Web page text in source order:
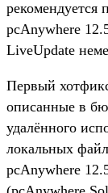
рекомендуется
pcAnywhere
LiveUpdate
Первый
описанные в
удалённого
локальных
pcAnywhere